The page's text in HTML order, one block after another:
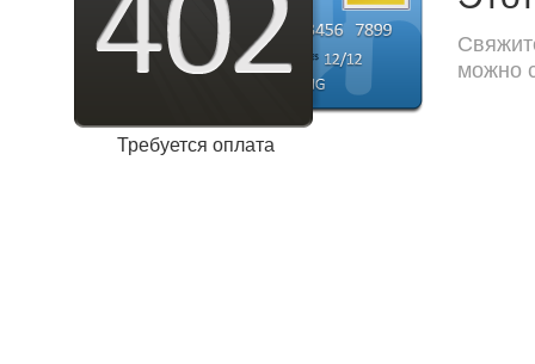
Требуется оплата
можно